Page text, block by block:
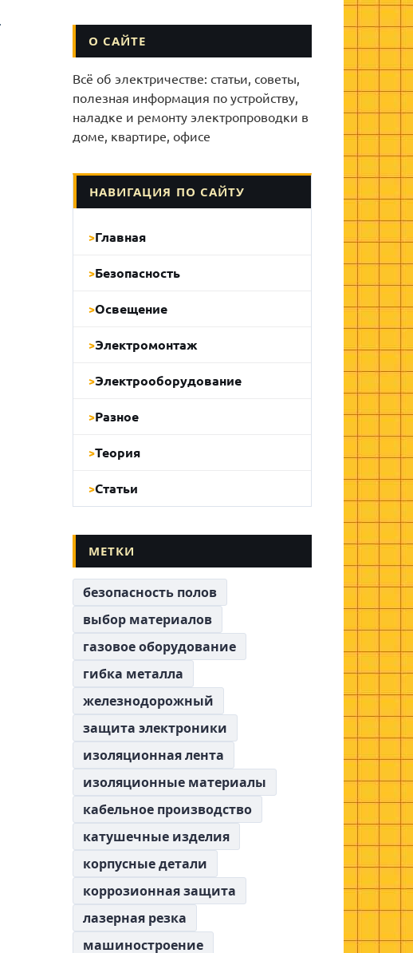
О САЙТЕ
Всё об электричестве: статьи, советы,
полезная информация по устройству,
наладке и ремонту электропроводки в
доме, квартире, офисе
НАВИГАЦИЯ ПО САЙТУ
Главная
Безопасность
Освещение
Электромонтаж
Электрооборудование
Разное
Теория
Статьи
МЕТКИ
безопасность полов
выбор материалов
газовое оборудование
гибка металла
железнодорожный
защита электроники
изоляционная лента
изоляционные материалы
кабельное производство
катушечные изделия
корпусные детали
коррозионная защита
лазерная резка
машиностроение